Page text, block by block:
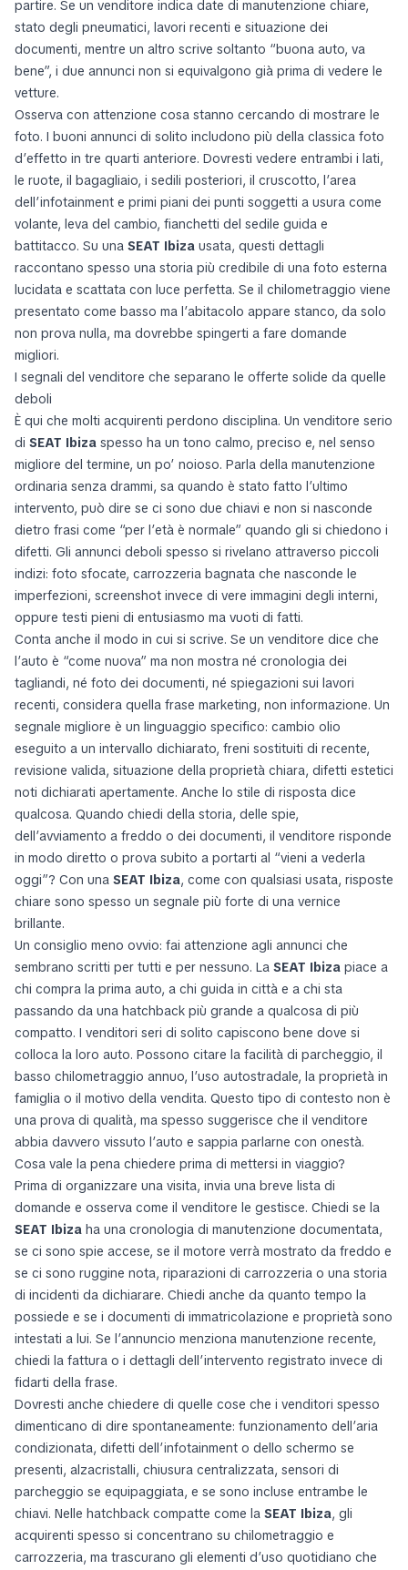
partire. Se un venditore indica date di manutenzione chiare,
stato degli pneumatici, lavori recenti e situazione dei
documenti, mentre un altro scrive soltanto “buona auto, va
bene”, i due annunci non si equivalgono già prima di vedere le
vetture.
Osserva con attenzione cosa stanno cercando di mostrare le
foto. I buoni annunci di solito includono più della classica foto
d’effetto in tre quarti anteriore. Dovresti vedere entrambi i lati,
le ruote, il bagagliaio, i sedili posteriori, il cruscotto, l’area
dell’infotainment e primi piani dei punti soggetti a usura come
volante, leva del cambio, fianchetti del sedile guida e
battitacco. Su una SEAT Ibiza usata, questi dettagli
raccontano spesso una storia più credibile di una foto esterna
lucidata e scattata con luce perfetta. Se il chilometraggio viene
presentato come basso ma l’abitacolo appare stanco, da solo
non prova nulla, ma dovrebbe spingerti a fare domande
migliori.
I segnali del venditore che separano le offerte solide da quelle
deboli
È qui che molti acquirenti perdono disciplina. Un venditore serio
di SEAT Ibiza spesso ha un tono calmo, preciso e, nel senso
migliore del termine, un po’ noioso. Parla della manutenzione
ordinaria senza drammi, sa quando è stato fatto l’ultimo
intervento, può dire se ci sono due chiavi e non si nasconde
dietro frasi come “per l’età è normale” quando gli si chiedono i
difetti. Gli annunci deboli spesso si rivelano attraverso piccoli
indizi: foto sfocate, carrozzeria bagnata che nasconde le
imperfezioni, screenshot invece di vere immagini degli interni,
oppure testi pieni di entusiasmo ma vuoti di fatti.
Conta anche il modo in cui si scrive. Se un venditore dice che
l’auto è “come nuova” ma non mostra né cronologia dei
tagliandi, né foto dei documenti, né spiegazioni sui lavori
recenti, considera quella frase marketing, non informazione. Un
segnale migliore è un linguaggio specifico: cambio olio
eseguito a un intervallo dichiarato, freni sostituiti di recente,
revisione valida, situazione della proprietà chiara, difetti estetici
noti dichiarati apertamente. Anche lo stile di risposta dice
qualcosa. Quando chiedi della storia, delle spie,
dell’avviamento a freddo o dei documenti, il venditore risponde
in modo diretto o prova subito a portarti al “vieni a vederla
oggi”? Con una SEAT Ibiza, come con qualsiasi usata, risposte
chiare sono spesso un segnale più forte di una vernice
brillante.
Un consiglio meno ovvio: fai attenzione agli annunci che
sembrano scritti per tutti e per nessuno. La SEAT Ibiza piace a
chi compra la prima auto, a chi guida in città e a chi sta
passando da una hatchback più grande a qualcosa di più
compatto. I venditori seri di solito capiscono bene dove si
colloca la loro auto. Possono citare la facilità di parcheggio, il
basso chilometraggio annuo, l’uso autostradale, la proprietà in
famiglia o il motivo della vendita. Questo tipo di contesto non è
una prova di qualità, ma spesso suggerisce che il venditore
abbia davvero vissuto l’auto e sappia parlarne con onestà.
Cosa vale la pena chiedere prima di mettersi in viaggio?
Prima di organizzare una visita, invia una breve lista di
domande e osserva come il venditore le gestisce. Chiedi se la
SEAT Ibiza ha una cronologia di manutenzione documentata,
se ci sono spie accese, se il motore verrà mostrato da freddo e
se ci sono ruggine nota, riparazioni di carrozzeria o una storia
di incidenti da dichiarare. Chiedi anche da quanto tempo la
possiede e se i documenti di immatricolazione e proprietà sono
intestati a lui. Se l’annuncio menziona manutenzione recente,
chiedi la fattura o i dettagli dell’intervento registrato invece di
fidarti della frase.
Dovresti anche chiedere di quelle cose che i venditori spesso
dimenticano di dire spontaneamente: funzionamento dell’aria
condizionata, difetti dell’infotainment o dello schermo se
presenti, alzacristalli, chiusura centralizzata, sensori di
parcheggio se equipaggiata, e se sono incluse entrambe le
chiavi. Nelle hatchback compatte come la SEAT Ibiza, gli
acquirenti spesso si concentrano su chilometraggio e
carrozzeria, ma trascurano gli elementi d’uso quotidiano che